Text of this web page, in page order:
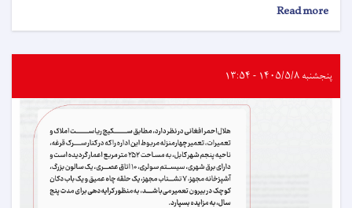
Read more
اعلان
پنجشنبه ۱۴۰۵/۵/۸ - ۱۳:۵۴